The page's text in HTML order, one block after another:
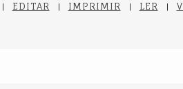
EDITAR IMPRIMIR LER